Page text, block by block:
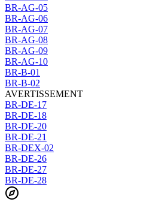
BR-AG-05
BR-AG-06
BR-AG-07
BR-AG-08
BR-AG-09
BR-AG-10
BR-B-01
BR-B-02
AVERTISSEMENT
BR-DE-17
BR-DE-18
BR-DE-20
BR-DE-21
BR-DEX-02
BR-DE-26
BR-DE-27
BR-DE-28